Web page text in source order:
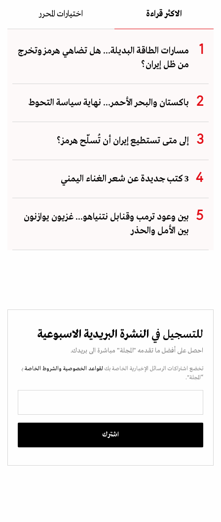
الاكثر قراءة اختيارات المحرر
مسارات الطاقة البديلة... هل تضاهي هرمز وتخرج
من ظل إيران؟
باكستان والبحر الأحمر... نهاية سياسة التحوط
إلى متى تستطيع إيران أن تُسلّح هرمز؟
3 كتب جديدة عن شعر الغناء اليمني
بين وعود ترمب وقنابل نتنياهو... غزيون يوازنون
بين الأمل والحذر
للتسجيل في النشرة البريدية الاسبوعية
احصل على أفضل ما تقدمه "المجلة" مباشرة الى بريدك.
تخضع اشتراكات الرسائل الإخبارية الخاصة بك لقواعد الخصوصية والشروط الخاصة بـ
“المجلة".